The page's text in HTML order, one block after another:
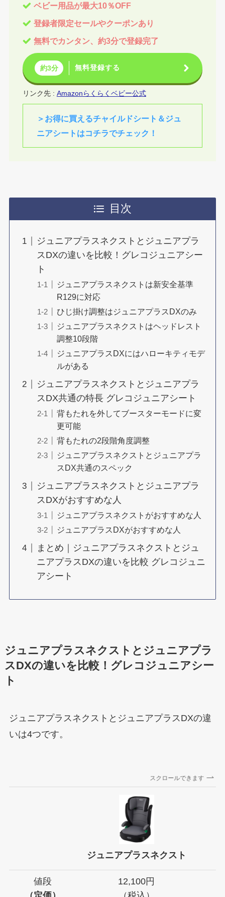
ベビー用品が最大10％OFF
登録者限定セールやクーポンあり
無料でカンタン、約3分で登録完了
約3分 無料登録する
リンク先 : Amazonらくらくベビー公式
＞お得に買えるチャイルドシート＆ジュ
ニアシートはコチラでチェック！
目次
ジュニアプラスネクストとジュニアプラ
スDXの違いを比較！グレコジュニアシー
ト
ジュニアプラスネクストは新安全基準
R129に対応
ひじ掛け調整はジュニアプラスDXのみ
ジュニアプラスネクストはヘッドレスト
調整10段階
ジュニアプラスDXにはハローキティモデ
ルがある
ジュニアプラスネクストとジュニアプラ
スDX共通の特長 グレコジュニアシート
背もたれを外してブースターモードに変
更可能
背もたれの2段階角度調整
ジュニアプラスネクストとジュニアプラ
スDX共通のスペック
ジュニアプラスネクストとジュニアプラ
スDXがおすすめな人
ジュニアプラスネクストがおすすめな人
ジュニアプラスDXがおすすめな人
まとめ｜ジュニアプラスネクストとジュ
ニアプラスDXの違いを比較 グレコジュニ
アシート
ジュニアプラスネクストとジュニアプラ
スDXの違いを比較！グレコジュニアシー
ト
ジュニアプラスネクストとジュニアプラスDXの違
いは4つです。
スクロールできます
ジュニアプラスネクスト
値段
12,100円